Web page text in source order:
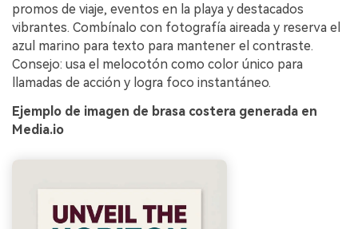
promos de viaje, eventos en la playa y destacados
vibrantes. Combínalo con fotografía aireada y reserva el
azul marino para texto para mantener el contraste.
Consejo: usa el melocotón como color único para
llamadas de acción y logra foco instantáneo.
Ejemplo de imagen de brasa costera generada en
Media.io